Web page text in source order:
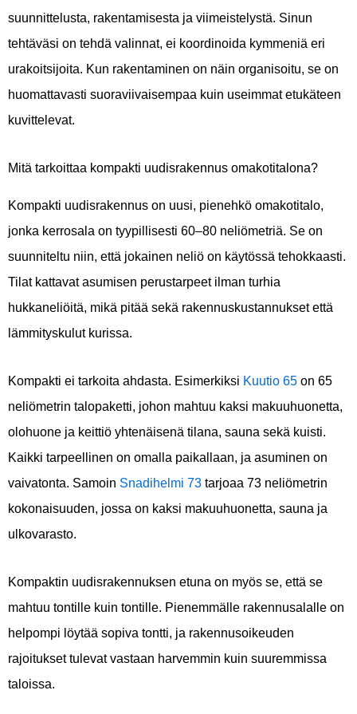
suunnittelusta, rakentamisesta ja viimeistelystä. Sinun
tehtäväsi on tehdä valinnat, ei koordinoida kymmeniä eri
urakoitsijoita. Kun rakentaminen on näin organisoitu, se on
huomattavasti suoraviivaisempaa kuin useimmat etukäteen
kuvittelevat.
Mitä tarkoittaa kompakti uudisrakennus omakotitalona?
Kompakti uudisrakennus on uusi, pienehkö omakotitalo,
jonka kerrosala on tyypillisesti 60–80 neliömetriä. Se on
suunniteltu niin, että jokainen neliö on käytössä tehokkaasti.
Tilat kattavat asumisen perustarpeet ilman turhia
hukkaneliöitä, mikä pitää sekä rakennuskustannukset että
lämmityskulut kurissa.
Kompakti ei tarkoita ahdasta. Esimerkiksi Kuutio 65 on 65
neliömetrin talopaketti, johon mahtuu kaksi makuuhuonetta,
olohuone ja keittiö yhtenäisenä tilana, sauna sekä kuisti.
Kaikki tarpeellinen on omalla paikallaan, ja asuminen on
vaivatonta. Samoin Snadihelmi 73 tarjoaa 73 neliömetrin
kokonaisuuden, jossa on kaksi makuuhuonetta, sauna ja
ulkovarasto.
Kompaktin uudisrakennuksen etuna on myös se, että se
mahtuu tontille kuin tontille. Pienemmälle rakennusalalle on
helpompi löytää sopiva tontti, ja rakennusoikeuden
rajoitukset tulevat vastaan harvemmin kuin suuremmissa
taloissa.